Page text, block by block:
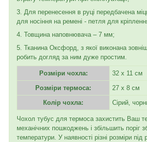
3. Для перенесення в руці передбачена
для носіння на ремені - петля для
4. Товщина наповнювача – 7 мм;
5. Тканина Оксфорд, з якої виконана
робить догляд за ним дуже простим.
Розміри чохла:
32 х 11 см
Розміри термоса:
27 х 8 см
Колір чохла:
Сірий,
Чохол тубус для термоса захистить Ваш
механічних пошкоджень і збільшить поріг
температури. У наявності різні розміри